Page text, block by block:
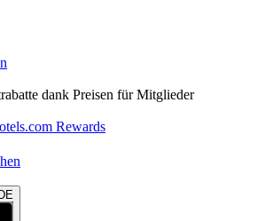
dank Preisen für Mitglieder
Rewards